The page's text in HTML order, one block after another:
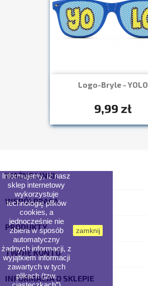
Logo-Bryle - YOLO
9,99 zł
Szybki podgląd
WAŻNE LINKI:
WSPÓŁPRACA
PRODUKTY
TWOJE KONTO
INFORMACJA O SKLEPIE
Informujemy, iż nasz
sklep internetowy
wykorzystuje
technologię plików
cookies, a
jednocześnie nie
zbiera w sposób
automatyczny
żadnych informacji, z
wyjątkiem informacji
zawartych w tych
plikach (tzw.
zamknij